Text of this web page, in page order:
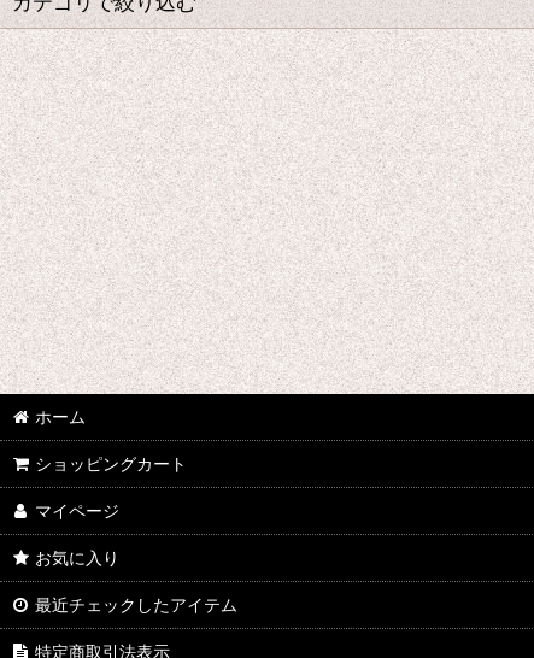
か行 コスプレ衣装 (全商品)
艦隊これくしょん -艦これ-
獄都事変
カードキャプターさくら
甲鉄城のカバネリ
けものフレンズ
小林さんちのメイドラゴン
寄生獣
賭ケグルイ
繰繰れ! コックリさん
K
月刊少女野崎くん
ホーム
ショッピングカート
マイページ
お気に入り
最近チェックしたアイテム
特定商取引法表示